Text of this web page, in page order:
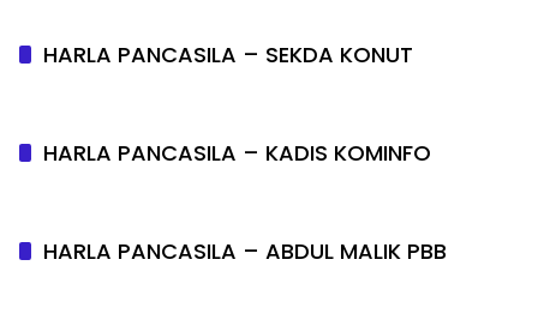
HARLA PANCASILA – SEKDA KONUT
HARLA PANCASILA – KADIS KOMINFO
HARLA PANCASILA – ABDUL MALIK PBB